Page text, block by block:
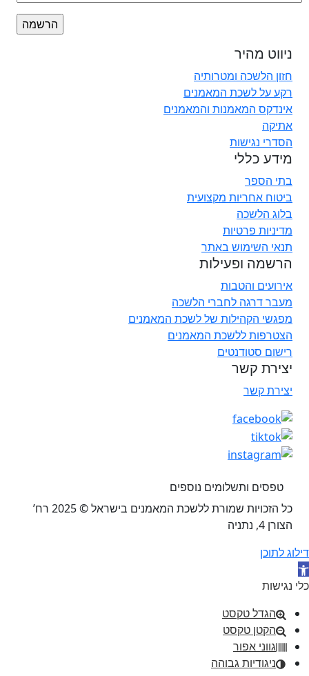
ניווט מהיר
חזון הלשכה ומטרותיה
רקע על לשכת המאמנים
אינדקס המאמנות והמאמנים
אתיקה
הסדרי נגישות
מידע כללי
בתי הספר
ביטוח אחריות מקצועית
בלוג הלשכה
מדיניות פרטיות
תנאי השימוש באתר
הרשמה ופעילות
אירועים והטבות
מעבר דרגה לחברי הלשכה
מפגשי הקהילות של לשכת המאמנים
הצטרפות ללשכת המאמנים
רישום סטודנטים
יצירת קשר
יצירת קשר
טפסים ותשלומים נוספים
כל הזכויות שמורת ללשכת המאמנים בישראל © 2025 רח’
הצורן 4, נתניה
דילוג לתוכן
פתח סרגל נגישות
כלי נגישות
הגדל טקסט
הקטן טקסט
גווני אפור
ניגודיות גבוהה